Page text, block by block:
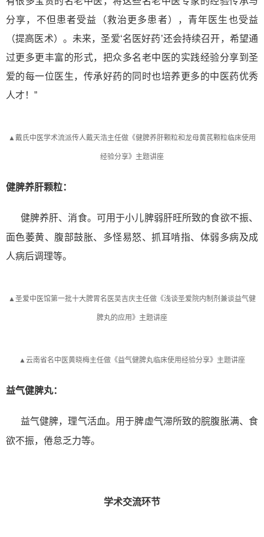
分享，不但患者受益（救治更多患者），青年医生也受益
（提高医术）。未来，圣爱‘名医好药’还会持续召开，希望通
过更多更丰富的形式， 把众多名老中医的实践经验分享到圣
爱的每一位医生，传承好药的同时也培养更多的中医药优秀
人才！ ”
▲戴氏中医学术流派传人戴天浩主任做《健脾养肝颗粒和龙母黄芪颗粒临床使用
经验分享》主题讲座
健脾养肝颗粒：
健脾养肝、消食。可用于小儿脾弱肝旺所致的食欲不振、
面色萎黄、腹部鼓胀、多怪易怒、抓耳啃指、体弱多病及成
人病后调理等。
▲圣爱中医馆第一批十大脾胃名医吴吉庆主任做《浅谈圣爱院内制剂兼谈益气健
脾丸的应用》主题讲座
▲云南省名中医黄晓梅主任做《益气健脾丸临床使用经验分享》主题讲座
益气健脾丸：
益气健脾，理气活血。用于脾虚气滞所致的脘腹胀满、食
欲不振，倦怠乏力等。
学术交流环节